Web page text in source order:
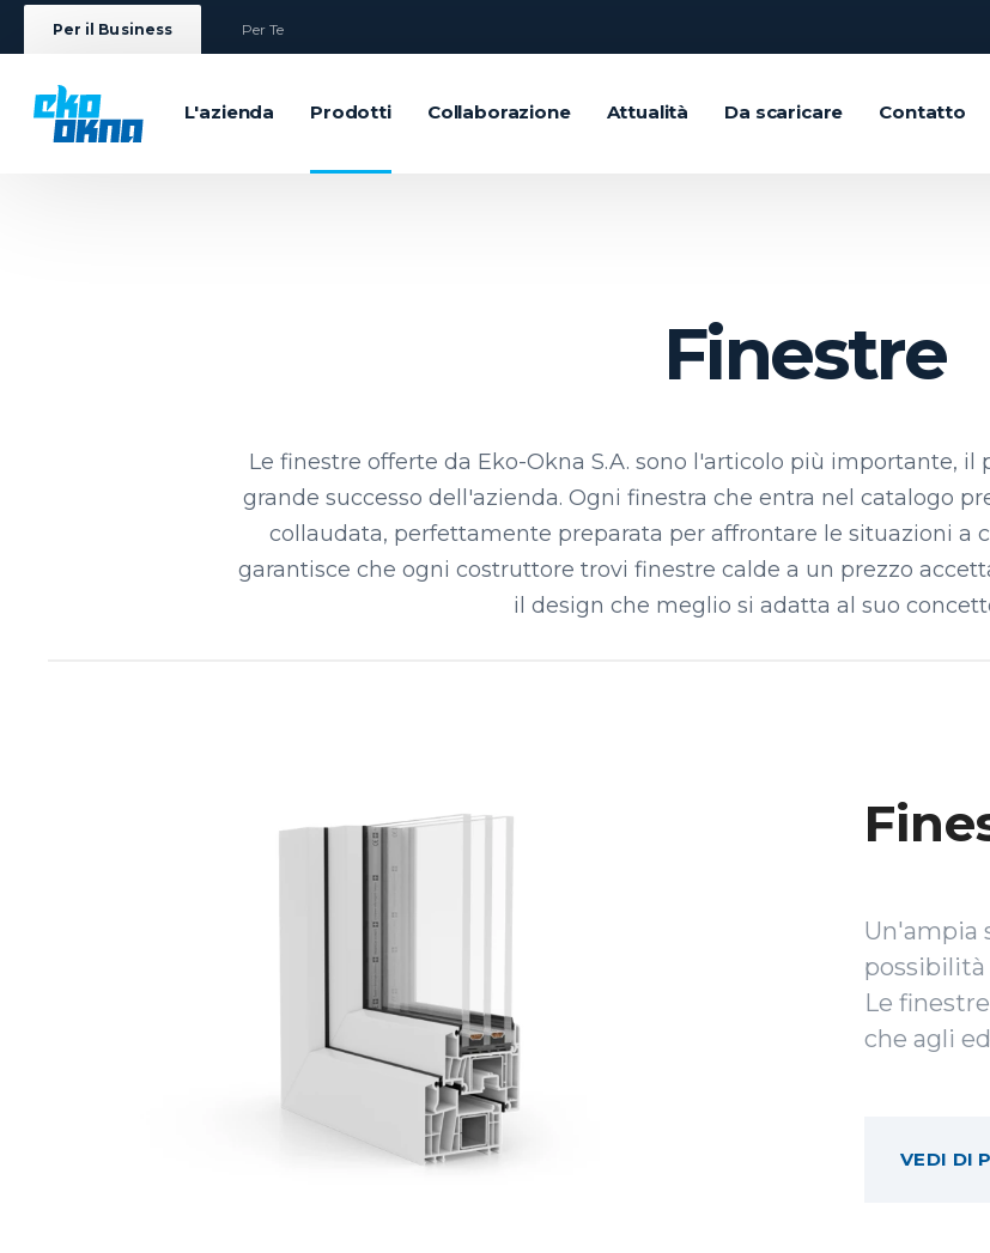
Per il Business Per Te
L'azienda Prodotti Collaborazione Attualità Da scaricare Contatto
Finestre
Le finestre offerte da Eko-Okna S.A. sono l'articolo più importante, il
grande successo dell'azienda. Ogni finestra che entra nel catalogo
collaudata, perfettamente preparata per affrontare le situazioni a
garantisce che ogni costruttore trovi finestre calde a un prezzo
il design che meglio si adatta al suo
Un'ampia
possibilità
Le
che agli
VEDI DI